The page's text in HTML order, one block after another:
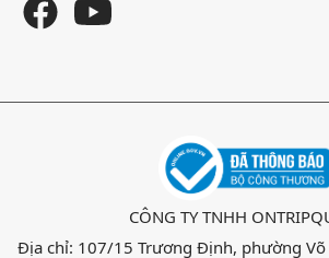
CÔNG TY TNHH
Địa chỉ: 107/15 Trương Định, phường Võ